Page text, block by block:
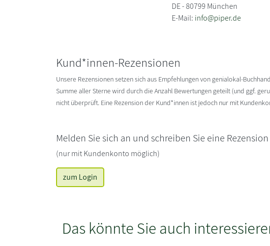
DE - 80799 München
E-Mail: info@piper.de
Kund*innen-Rezensionen
Unsere Rezensionen setzen sich aus Empfehlungen von genialokal-
Summe aller Sterne wird durch die Anzahl Bewertungen geteilt (und ggf.
nicht überprüft. Eine Rezension der Kund*innen ist jedoch nur mit
Melden Sie sich an und schreiben Sie eine Rezension
(nur mit Kundenkonto möglich)
zum Login
Das könnte Sie auch